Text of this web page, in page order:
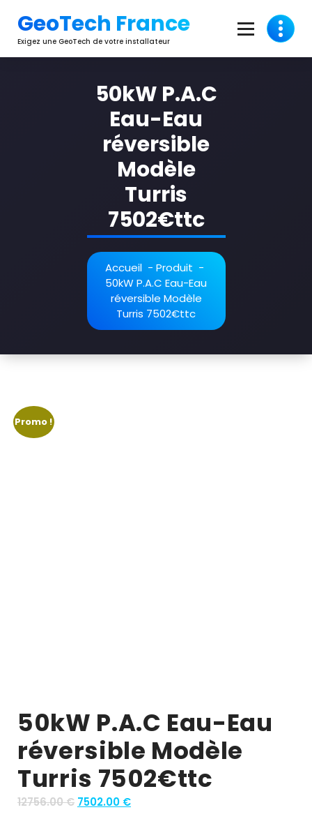
contenu
GeoTech France
Exigez une GeoTech de votre installateur
50kW P.A.C
Eau-Eau
réversible
Modèle
Turris
7502€ttc
Accueil - Produit -
50kW P.A.C Eau-Eau
réversible Modèle
Turris 7502€ttc
Promo !
50kW P.A.C Eau-Eau
réversible Modèle
Turris 7502€ttc
12756.00€ O
7502.00 €C